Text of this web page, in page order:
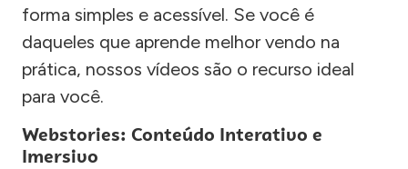
forma simples e acessível. Se você é
daqueles que aprende melhor vendo na
prática, nossos vídeos são o recurso ideal
para você.
Webstories: Conteúdo Interativo e
Imersivo